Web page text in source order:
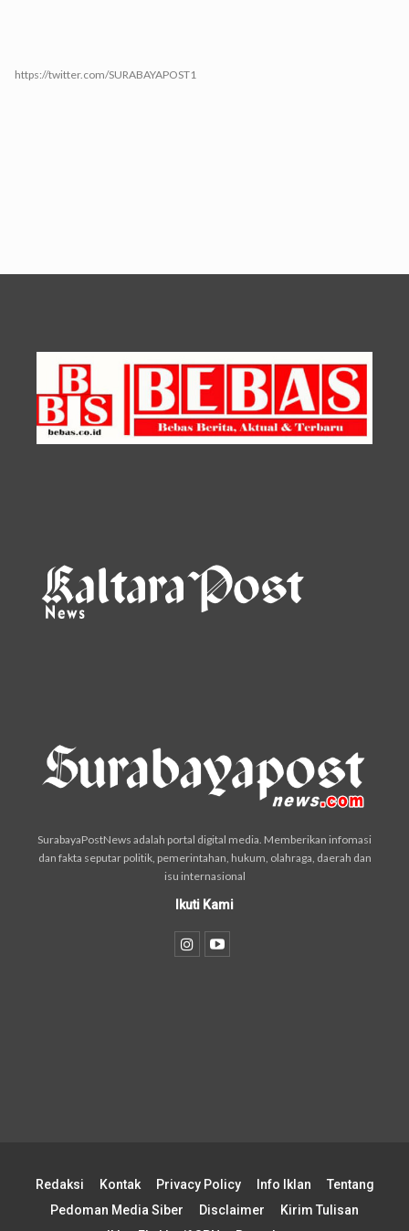
https://twitter.com/SURABAYAPOST1
SurabayaPostNews adalah portal digital media. Memberikan infomasi
dan fakta seputar politik, pemerintahan, hukum, olahraga, daerah dan
isu internasional
Ikuti Kami
Redaksi Kontak Privacy Policy Info Iklan
Tentang
Pedoman Media Siber
Disclaimer
Kirim Tulisan